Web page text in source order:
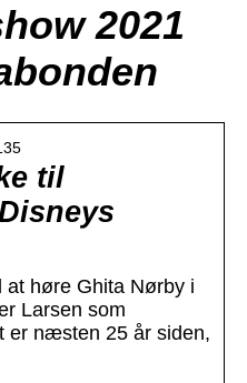
2021
til
at høre Ghita Nørby i
Larsen som
er næsten 25 år siden,